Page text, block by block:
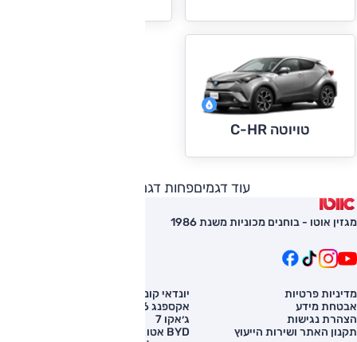
טויוטה C-HR
עוד דגמיםפחות דגמים
מגזין אוטו - בוחנים מכוניות משנת 1986
מדיניות פרטיות
אבטחת מידע
הצהרת נגישות
תקנון האתר ושירות הייעוץ
יונדאי קונה
אקספנג G6
ג׳אקו 7
BYD אטו 3